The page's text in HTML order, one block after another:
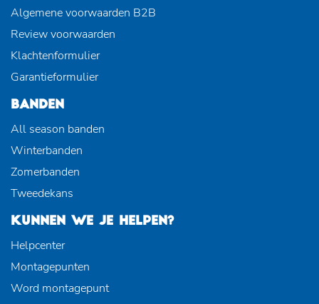
Algemene voorwaarden B2B
Review voorwaarden
Klachtenformulier
Garantieformulier
BANDEN
All season banden
Winterbanden
Zomerbanden
Tweedekans
KUNNEN WE JE HELPEN?
Helpcenter
Montagepunten
Word montagepunt